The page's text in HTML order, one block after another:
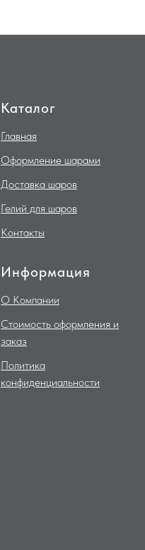
Каталог
Главная
Оформление шарами
Доставка шаров
Гелий для шаров
Контакты
Информация
О Компании
Стоимость оформления и
заказ
Политика
конфиденциальности